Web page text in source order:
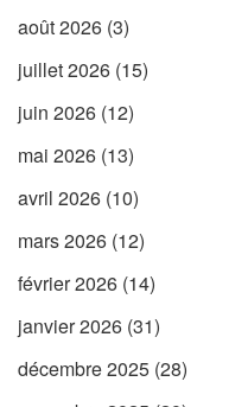
août 2026 (3)
juillet 2026 (15)
juin 2026 (12)
mai 2026 (13)
avril 2026 (10)
mars 2026 (12)
février 2026 (14)
janvier 2026 (31)
décembre 2025 (28)